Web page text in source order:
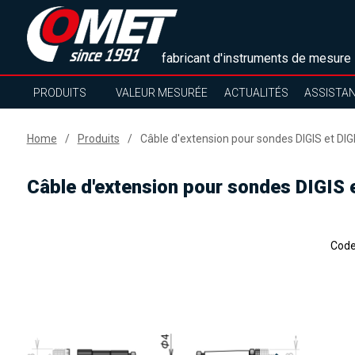
fabricant d'instruments de mesure
PRODUITS VALEUR MESURÉE ACTUALITÉS
Home Produits Câble d'extension pour sondes DIGIS et
Câble d'extension pour sondes